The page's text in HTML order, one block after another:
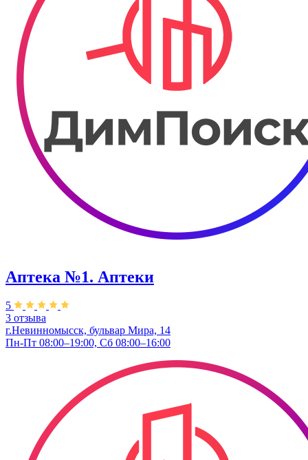
Аптека №1. Аптеки
5
3 отзыва
г.Невинномысск, бульвар Мира, 14
Пн-Пт 08:00–19:00, Сб 08:00–16:00